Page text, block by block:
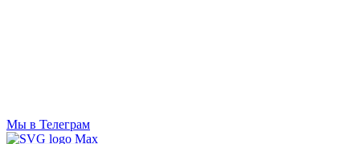
Мы в Телеграм